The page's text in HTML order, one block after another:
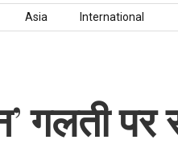
Asia International
गलती पर